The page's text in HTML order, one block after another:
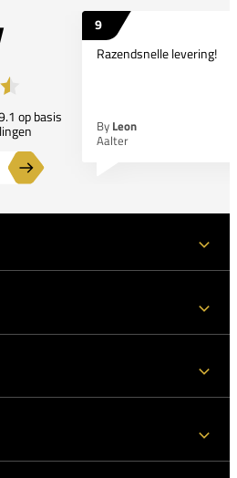
op basis
9
Razendsnelle levering!
By Leon
Aalter